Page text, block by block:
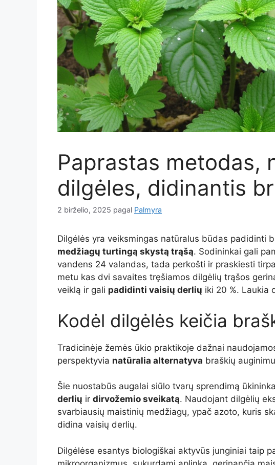
Paprastas metodas,
dilgėles, didinantis
2 birželio, 2025 pagal Palmyra
Dilgėlės yra veiksmingas natūralus būdas padidinti
medžiagų turtingą skystą trąšą. Sodininkai gali
vandens 24 valandas, tada perkošti ir praskiesti
metu kas dvi savaites tręšiamos dilgėlių trąšos
veiklą ir gali padidinti vaisių derlių iki 20 %. Laukia
Kodėl dilgėlės keičia
Tradicinėje žemės ūkio praktikoje dažnai
perspektyvia natūralia alternatyva braškių
Šie nuostabūs augalai siūlo tvarų sprendimą
derlių ir dirvožemio sveikatą. Naudojant dilgėlių
svarbiausių maistinių medžiagų, ypač azoto, kuris
didina vaisių derlių.
Dilgėlėse esantys biologiškai aktyvūs junginiai taip